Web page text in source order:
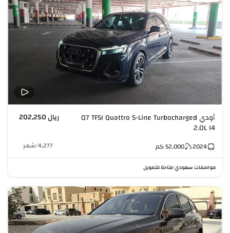
أودي Q7 TFSI Quattro S-Line Turbocharged
2.0L I4
ريال 202,250
2024
52,000كم 4,277
/شهر
مواصفات سعودي•متاحة للتمويل